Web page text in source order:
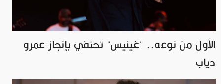
الأول من نوعه.. "غينيس" تحتفي بإنجاز عمرو
دياب